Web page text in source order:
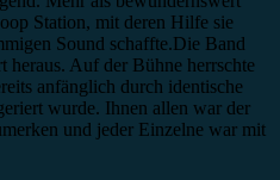
Station, mit deren Hilfe sie
Sound schaffte.Die Band
heraus. Auf der Bühne herrschte
anfänglich durch identische
wurde. Ihnen allen war der
und jeder Einzelne war mit